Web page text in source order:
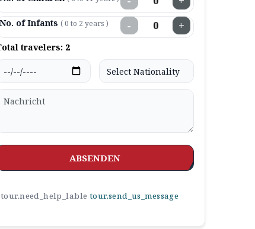
No. of Infants ( 0 to 2 years ) − +
travelers: 2
ABSENDEN
tour.need_help_lable tour.send_us_message